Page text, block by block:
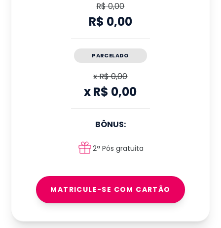
R$ 0,00
R$ 0,00
PARCELADO
xR$ 0,00
xR$ 0,00
BÔNUS:
2ª Pós gratuita
MATRICULE-SE COM CARTÃO